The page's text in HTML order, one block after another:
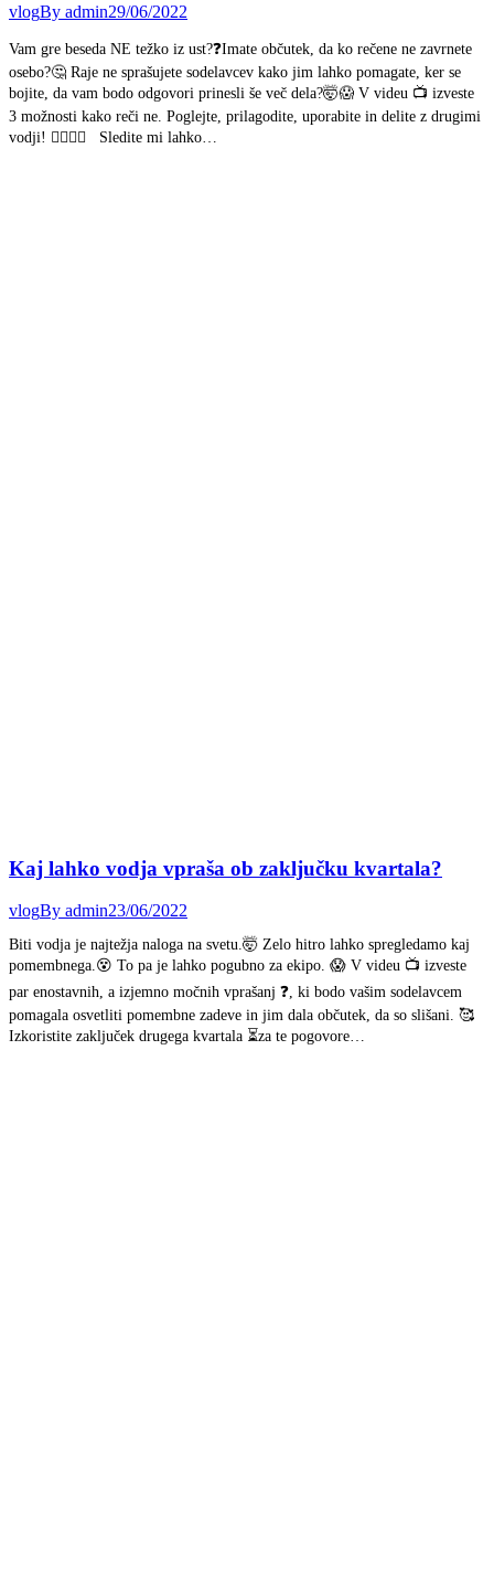
vlogBy admin29/06/2022
Vam gre beseda NE težko iz ust?❓Imate občutek, da ko rečene ne zavrnete
osebo?🤔 Raje ne sprašujete sodelavcev kako jim lahko pomagate, ker se
bojite, da vam bodo odgovori prinesli še več dela?🤯😱 V videu 📺 izveste
3 možnosti kako reči ne. Poglejte, prilagodite, uporabite in delite z drugimi
vodji! 🕵️‍♀️🕵️‍♂️ Sledite mi lahko…
Kaj lahko vodja vpraša ob zaključku kvartala?
vlogBy admin23/06/2022
Biti vodja je najtežja naloga na svetu.🤯 Zelo hitro lahko spregledamo kaj
pomembnega.😵 To pa je lahko pogubno za ekipo. 😱 V videu 📺 izveste
par enostavnih, a izjemno močnih vprašanj ❓, ki bodo vašim sodelavcem
pomagala osvetliti pomembne zadeve in jim dala občutek, da so slišani. 🥰
Izkoristite zaključek drugega kvartala ⏳za te pogovore…